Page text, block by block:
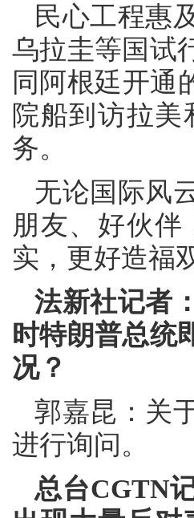
民心工程惠
乌拉圭等国试
同阿根廷开通
院船到访拉
务。
无论国际风
朋友、好伙
实，更好造福
法新社记者
时特朗普总统
况？
郭嘉昆：关
进行询问。
总台CGTN